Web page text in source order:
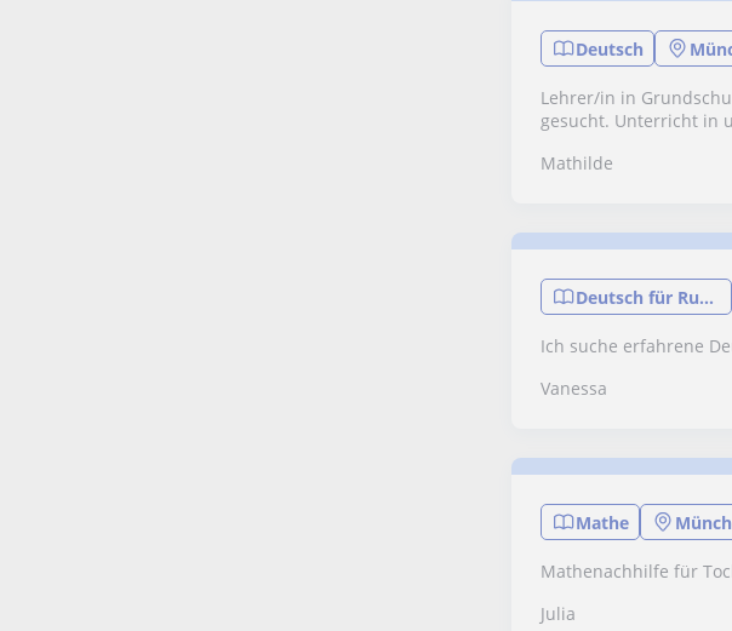
Deutsch
Mathilde
Lehrer/in in
gesucht. Unterricht in
Deutsch für Russen
Vanessa
Ich suche erfahrene
Mathe
Julia
Mathenachhilfe für